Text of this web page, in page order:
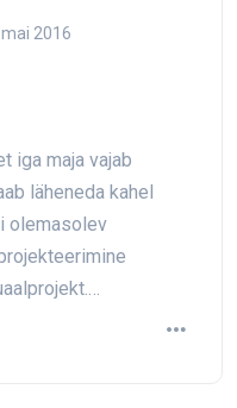
mai 2016
iga maja vajab
läheneda kahel
olemasolev